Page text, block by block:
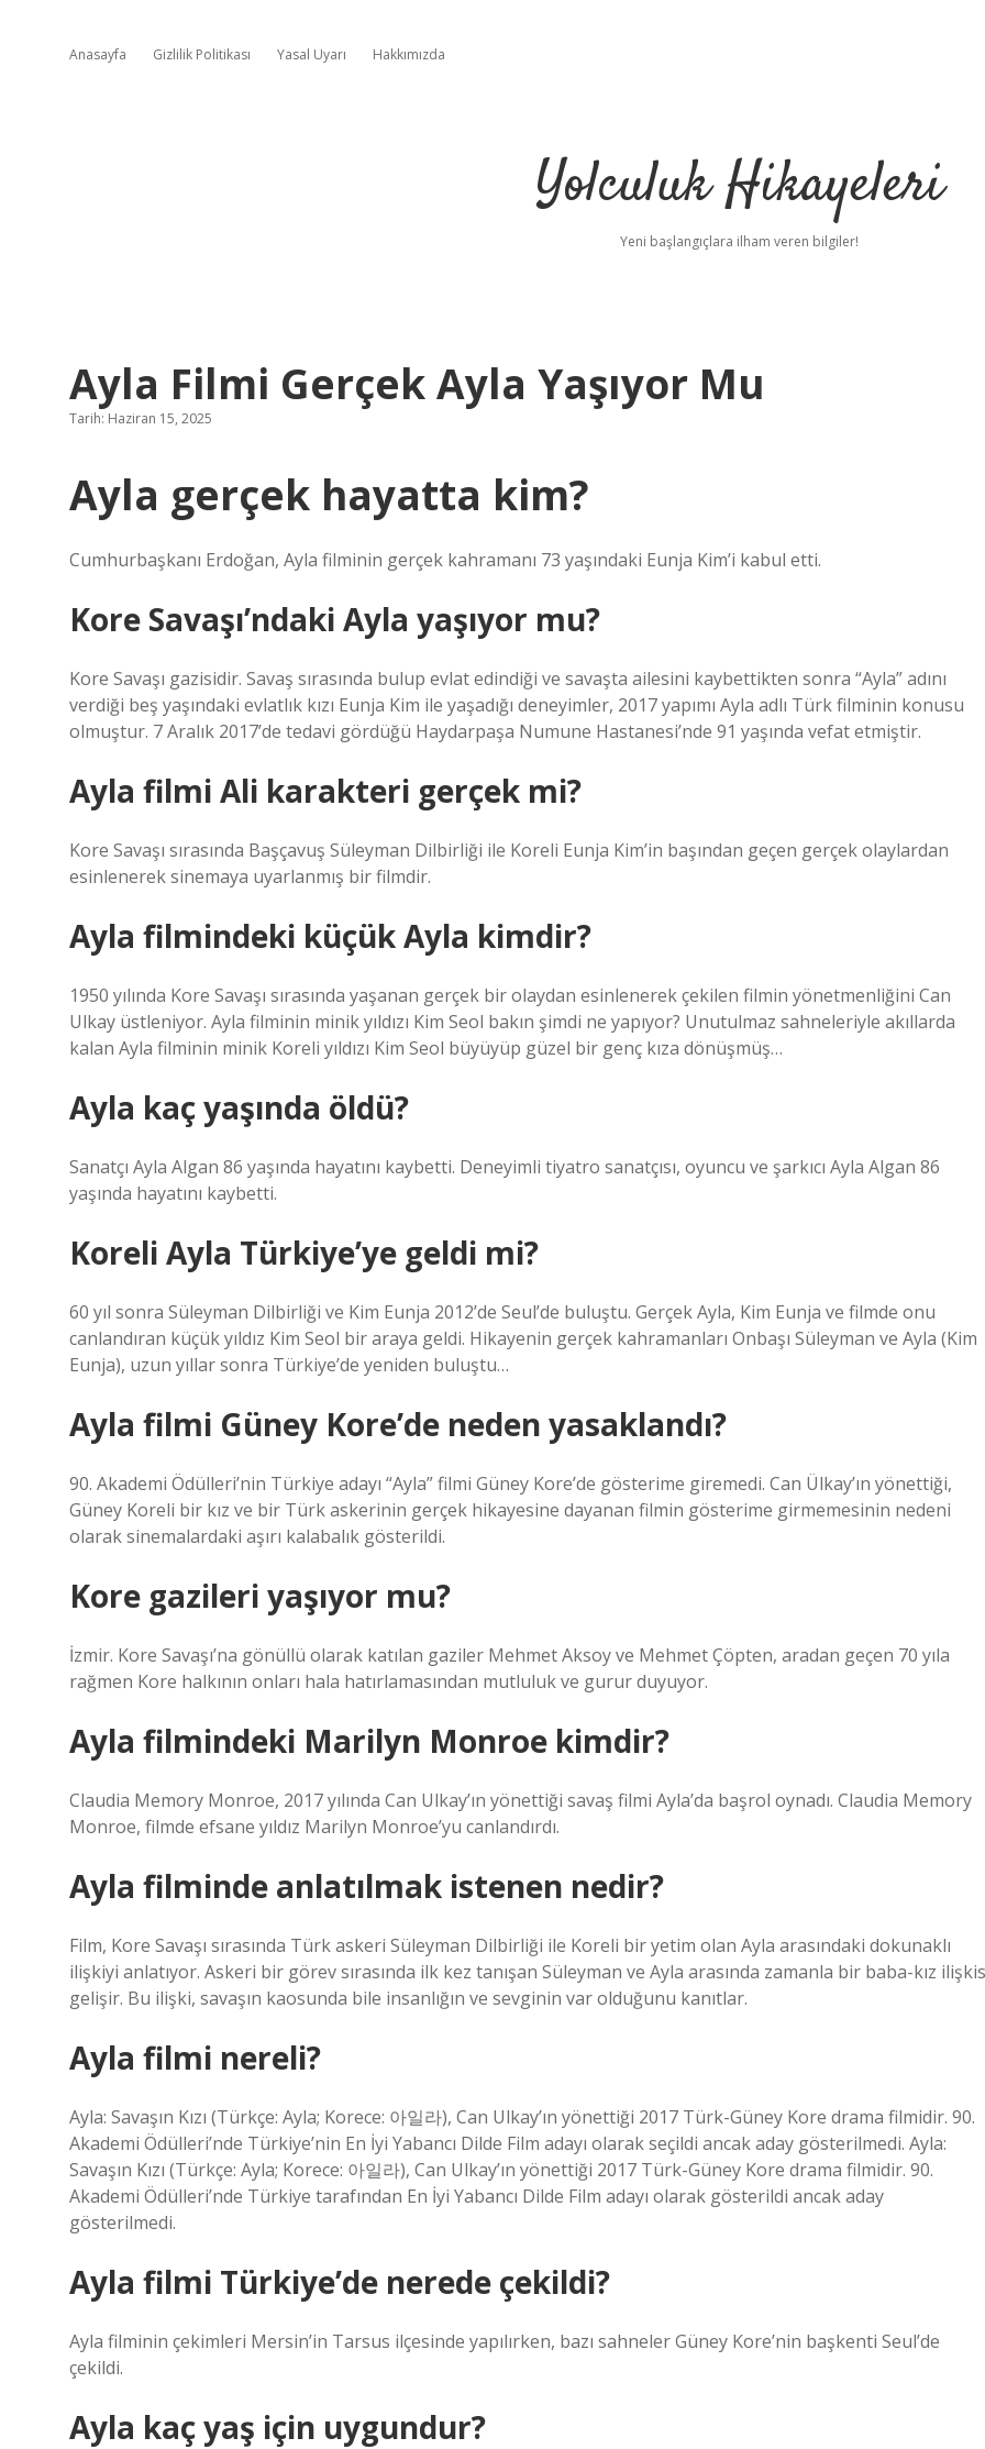
Anasayfa Gizlilik Politikası Yasal Uyarı Hakkımızda
Yolculuk Hikayeleri
Yeni başlangıçlara ilham veren bilgiler!
Ayla Filmi Gerçek Ayla Yaşıyor Mu
Tarih: Haziran 15, 2025
Ayla gerçek hayatta kim?
Cumhurbaşkanı Erdoğan, Ayla filminin gerçek kahramanı 73 yaşındaki Eunja Kim’i kabul etti.
Kore Savaşı’ndaki Ayla yaşıyor mu?
Kore Savaşı gazisidir. Savaş sırasında bulup evlat edindiği ve savaşta ailesini kaybettikten sonra “Ayla” adını
verdiği beş yaşındaki evlatlık kızı Eunja Kim ile yaşadığı deneyimler, 2017 yapımı Ayla adlı Türk filminin konusu
olmuştur. 7 Aralık 2017’de tedavi gördüğü Haydarpaşa Numune Hastanesi’nde 91 yaşında vefat etmiştir.
Ayla filmi Ali karakteri gerçek mi?
Kore Savaşı sırasında Başçavuş Süleyman Dilbirliği ile Koreli Eunja Kim’in başından geçen gerçek olaylardan
esinlenerek sinemaya uyarlanmış bir filmdir.
Ayla filmindeki küçük Ayla kimdir?
1950 yılında Kore Savaşı sırasında yaşanan gerçek bir olaydan esinlenerek çekilen filmin yönetmenliğini Can
Ulkay üstleniyor. Ayla filminin minik yıldızı Kim Seol bakın şimdi ne yapıyor? Unutulmaz sahneleriyle akıllarda
kalan Ayla filminin minik Koreli yıldızı Kim Seol büyüyüp güzel bir genç kıza dönüşmüş…
Ayla kaç yaşında öldü?
Sanatçı Ayla Algan 86 yaşında hayatını kaybetti. Deneyimli tiyatro sanatçısı, oyuncu ve şarkıcı Ayla Algan 86
yaşında hayatını kaybetti.
Koreli Ayla Türkiye’ye geldi mi?
60 yıl sonra Süleyman Dilbirliği ve Kim Eunja 2012’de Seul’de buluştu. Gerçek Ayla, Kim Eunja ve filmde onu
canlandıran küçük yıldız Kim Seol bir araya geldi. Hikayenin gerçek kahramanları Onbaşı Süleyman ve Ayla (Kim
Eunja), uzun yıllar sonra Türkiye’de yeniden buluştu…
Ayla filmi Güney Kore’de neden yasaklandı?
90. Akademi Ödülleri’nin Türkiye adayı “Ayla” filmi Güney Kore’de gösterime giremedi. Can Ülkay’ın yönettiği,
Güney Koreli bir kız ve bir Türk askerinin gerçek hikayesine dayanan filmin gösterime girmemesinin nedeni
olarak sinemalardaki aşırı kalabalık gösterildi.
Kore gazileri yaşıyor mu?
İzmir. Kore Savaşı’na gönüllü olarak katılan gaziler Mehmet Aksoy ve Mehmet Çöpten, aradan geçen 70 yıla
rağmen Kore halkının onları hala hatırlamasından mutluluk ve gurur duyuyor.
Ayla filmindeki Marilyn Monroe kimdir?
Claudia Memory Monroe, 2017 yılında Can Ulkay’ın yönettiği savaş filmi Ayla’da başrol oynadı. Claudia Memory
Monroe, filmde efsane yıldız Marilyn Monroe’yu canlandırdı.
Ayla filminde anlatılmak istenen nedir?
Film, Kore Savaşı sırasında Türk askeri Süleyman Dilbirliği ile Koreli bir yetim olan Ayla arasındaki dokunaklı
ilişkiyi anlatıyor. Askeri bir görev sırasında ilk kez tanışan Süleyman ve Ayla arasında zamanla bir baba-kız
gelişir. Bu ilişki, savaşın kaosunda bile insanlığın ve sevginin var olduğunu kanıtlar.
Ayla filmi nereli?
Ayla: Savaşın Kızı (Türkçe: Ayla; Korece: 아일라), Can Ulkay’ın yönettiği 2017 Türk-Güney Kore drama filmidir. 90.
Akademi Ödülleri’nde Türkiye’nin En İyi Yabancı Dilde Film adayı olarak seçildi ancak aday gösterilmedi. Ayla:
Savaşın Kızı (Türkçe: Ayla; Korece: 아일라), Can Ulkay’ın yönettiği 2017 Türk-Güney Kore drama filmidir. 90.
Akademi Ödülleri’nde Türkiye tarafından En İyi Yabancı Dilde Film adayı olarak gösterildi ancak aday
gösterilmedi.
Ayla filmi Türkiye’de nerede çekildi?
Ayla filminin çekimleri Mersin’in Tarsus ilçesinde yapılırken, bazı sahneler Güney Kore’nin başkenti Seul’de
çekildi.
Ayla kaç yaş için uygundur?